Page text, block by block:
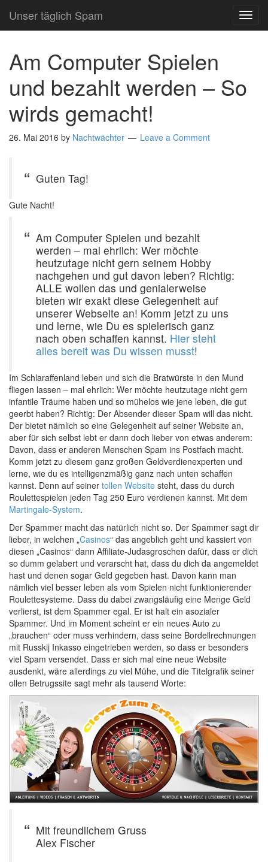
Unser täglich Spam
Am Computer Spielen
und bezahlt werden – So
wirds gemacht!
26. Mai 2016 by Nachtwächter Leave a Comment
Guten Tag!
Gute Nacht!
Am Computer Spielen und bezahlt
werden – mal ehrlich: Wer möchte
heutzutage nicht gern seinem Hobby
nachgehen und gut davon leben? Richtig:
ALLE wollen das und genialerweise
bieten wir exakt diese Gelegenheit auf
unserer Webseite an! Komm jetzt zu uns
und lerne, wie Du es spielerisch ganz
nach oben schaffen kannst. Hier steht
alles bereit was Du wissen musst!
Im Schlaraffenland leben und sich die Bratwürste in den Mund
fliegen lassen – mal ehrlich: Wer möchte heutzutage nicht gern
infantile Träume haben und so mühelos wie jene leben, die gut
geerbt haben? Richtig: Der Absender dieser Spam will das nicht.
Der bietet nämlich so eine Gelegenheit auf seiner Website an,
aber für sich selbst lebt er dann doch lieber von etwas anderem:
Davon, dass er anderen Menschen Spam ins Postfach macht.
Komm jetzt zu diesem ganz großen Geldverdienexperten und
lerne, wie du es intelligenzmäßig ganz nach unten schaffen
kannst. Denn auf seiner tollen Website steht, dass du durch
Roulettespielen jeden Tag 250 Euro verdienen kannst. Mit dem
Martingale-System.
Der Spammer macht das natürlich nicht so. Der Spammer sagt dir
lieber, in welchen „Casinos“ das angeblich geht und kassiert von
diesen „Casinos“ dann Affiliate-Judasgroschen dafür, dass er dich
so dumm gelabert und verarscht hat, dass du dich da angemeldet
hast und denen sogar Geld gegeben hast. Davon kann man
nämlich viel besser leben als vom Spielen nicht funktionierender
Roulettesysteme. Dass du dabei zwangsläufig eine Menge Geld
verlierst, ist dem Spammer egal. Er ist halt ein asozialer
Spammer. Und im Moment scheint er ein neues Auto zu
„brauchen“ oder muss verhindern, dass seine Bordellrechnungen
mit Russkij Inkasso eingetrieben werden, so dass er besonders
viel Spam versendet. Dass er sich mal eine neue Website
ausdenkt, wäre allerdings zu viel Mühe, und die Titelgrafik seiner
ollen Betrugssite sagt mehr als tausend Worte:
Mit freundlichem Gruss
Alex Fischer